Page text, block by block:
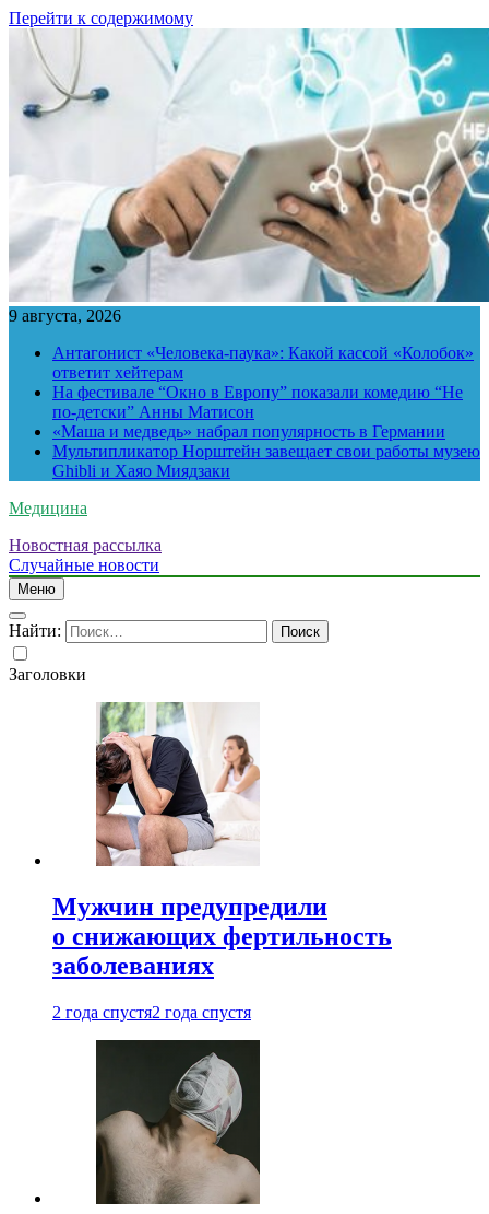
Перейти к содержимому
9 августа, 2026
Антагонист «Человека-паука»: Какой кассой «Колобок»
ответит хейтерам
На фестивале “Окно в Европу” показали комедию “Не
по-детски” Анны Матисон
«Маша и медведь» набрал популярность в Германии
Мультипликатор Норштейн завещает свои работы музею
Ghibli и Хаяо Миядзаки
Медицина
Новостная рассылка
Случайные новости
Меню
Найти:
Заголовки
Мужчин предупредили
о снижающих фертильность
заболеваниях
2 года спустя2 года спустя